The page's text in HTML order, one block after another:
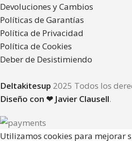
Devoluciones y Cambios
Políticas de Garantías
Política de Privacidad
Política de Cookies
Deber de Desistimiendo
Deltakitesup 2025 Todos los
Diseño con ❤ Javier Clausell.
Utilizamos cookies para mejorar